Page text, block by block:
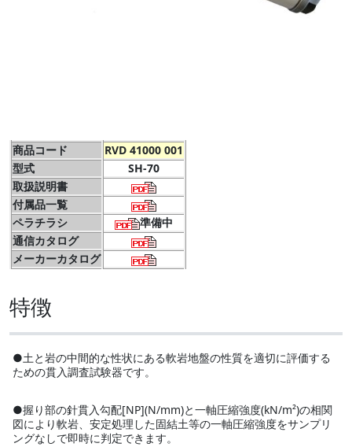
商品コード
RVD 41000 001
型式
SH-70
取扱説明書
付属品一覧
ペラチラシ
準備中
通信カタログ
メーカーカタログ
特徴
●土と岩の中間的な性状にある軟岩地盤の性質を適切に評価する
ための貫入調査試験器です。
●握り部の針貫入勾配[NP](N/mm)と一軸圧縮強度(kN/m²)の相関
図により軟岩、安定処理した固結土等の一軸圧縮強度をサンプリ
ングなしで即時に判定できます。